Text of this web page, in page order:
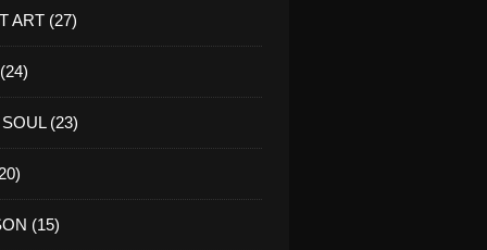
ART (27)
(23)
(15)